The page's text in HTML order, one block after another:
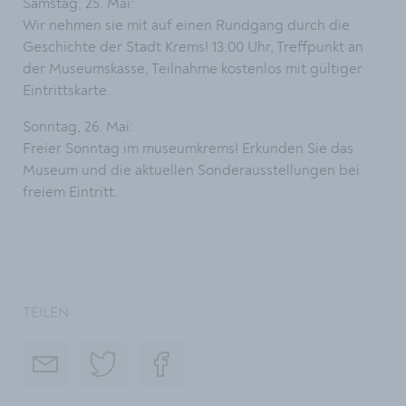
Samstag, 25. Mai:
Wir nehmen sie mit auf einen Rundgang durch die
Geschichte der Stadt Krems! 13:00 Uhr, Treffpunkt an
der Museumskasse, Teilnahme kostenlos mit gültiger
Eintrittskarte.
Sonntag, 26. Mai:
Freier Sonntag im museumkrems! Erkunden Sie das
Museum und die aktuellen Sonderausstellungen bei
freiem Eintritt.